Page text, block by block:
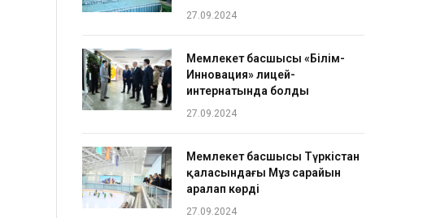
27.09.2024
Мемлекет басшысы «Білім-
Инновация» лицей-
интернатында болды
27.09.2024
Мемлекет басшысы Түркістан
қаласындағы Мұз сарайын
аралап көрді
27.09.2024